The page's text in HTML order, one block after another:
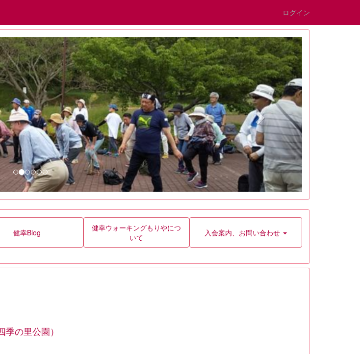
ログイン
n
e
x
t
健幸Blog
健幸ウォーキングもりやにつ
いて
入会案内、お問い合わせ
の里公園）